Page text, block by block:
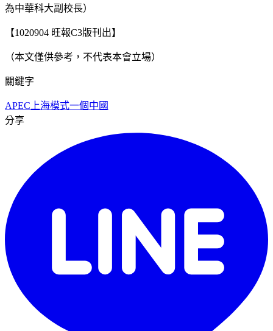
為中華科大副校長）
【1020904 旺報C3版刊出】
（本文僅供參考，不代表本會立場）
關鍵字
APEC 上海模式一個中國
分享